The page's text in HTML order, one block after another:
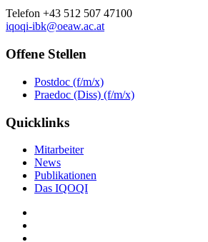
Telefon +43 512 507 47100
iqoqi-ibk@oeaw.ac.at
Offene Stellen
Postdoc (f/m/x)
Praedoc (Diss) (f/m/x)
Quicklinks
Mitarbeiter
News
Publikationen
Das IQOQI